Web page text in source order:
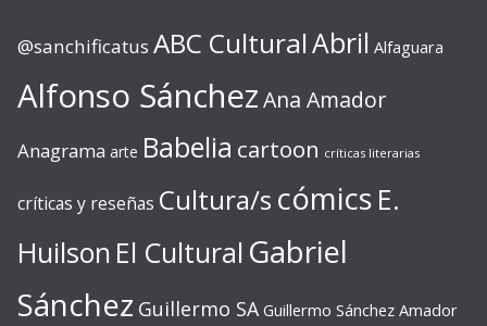
@sanchificatus ABC CulturalAbril Alfaguara
Alfonso SánchezAna Amador
Anagrama arte Babelia cartoon críticas literarias
críticas y reseñas Cultura/s cómics E.
Huilson El Cultural Gabriel
Sánchez Guillermo SA Guillermo Sánchez Amador